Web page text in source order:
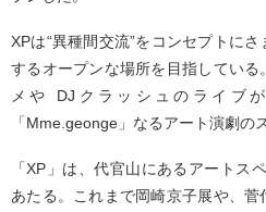
XPは“異種間交流”をコンセプトに
するオープンな場所を目指してい
メや DJクラッシュのライブ
「Mme.geonge」なるアート演劇の
「XP」は、代官山にあるアートス
あたる。これまで岡崎京子展や、